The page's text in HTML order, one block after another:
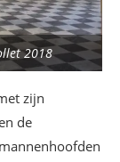
2018
zijn
de